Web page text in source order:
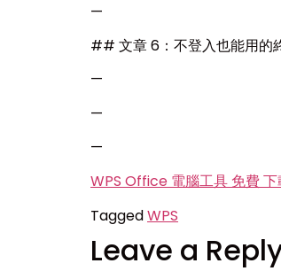
—
## 文章 6：不登入也能用的
—
—
—
WPS Office 電腦工具 免費 下
TaggedWPS
Leave a